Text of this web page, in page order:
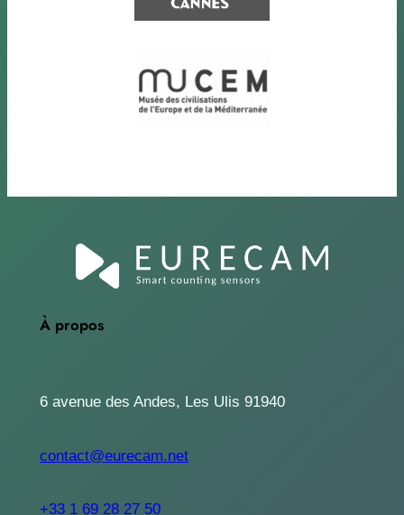
À propos
6 avenue des Andes, Les Ulis 91940
contact@eurecam.net
+33 1 69 28 27 50